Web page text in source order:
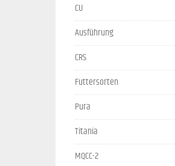
CU
Ausführung
CRS
Futtersorten
Pura
Titania
MQCC-2